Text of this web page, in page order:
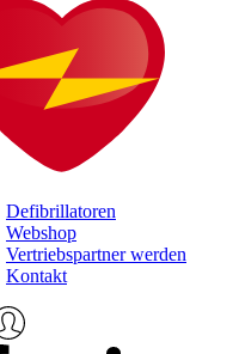
Defibrillatoren
Webshop
Vertriebspartner werden
Kontakt